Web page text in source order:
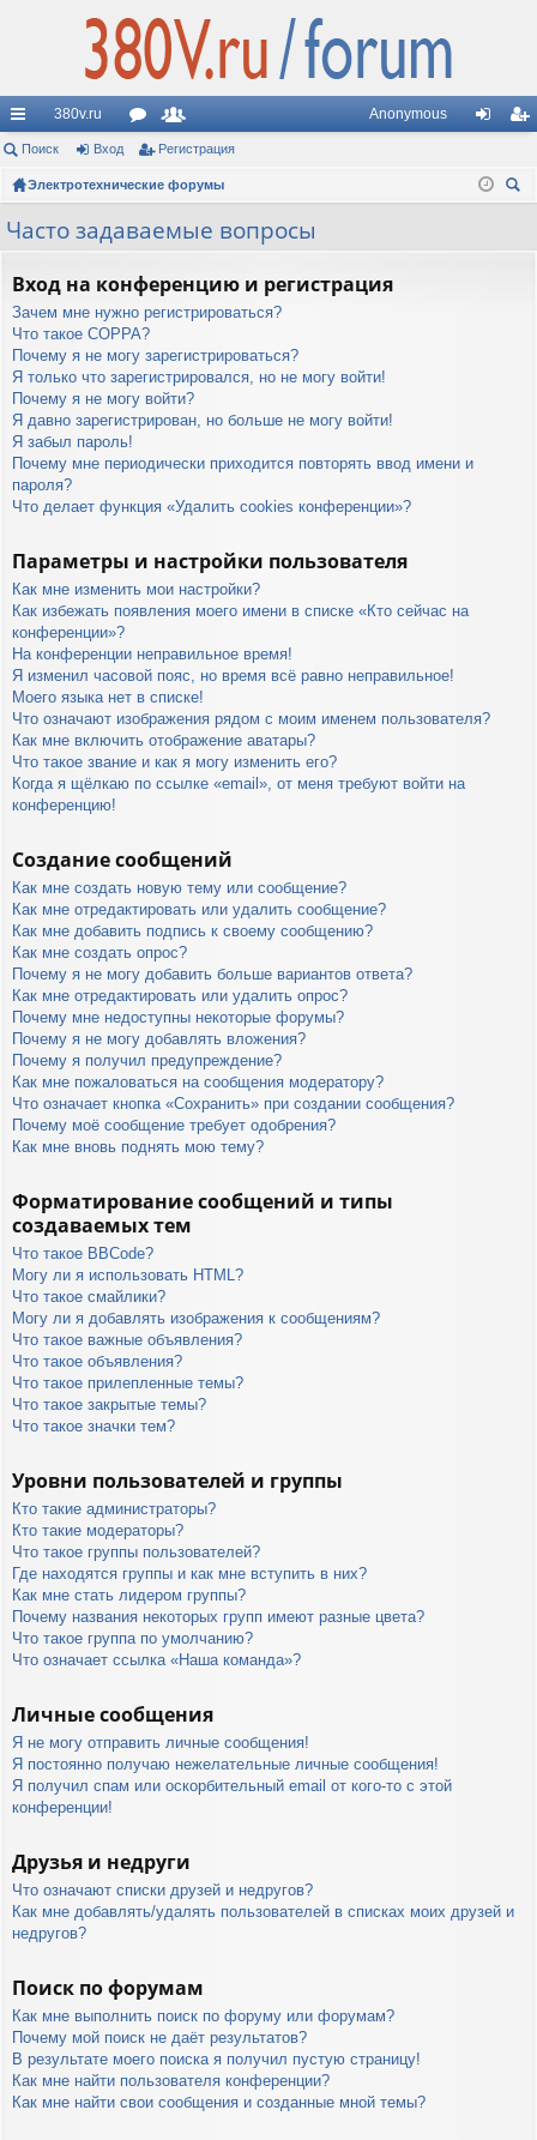
с
ы
лк
380v.ru
ор
ум
ол
ьз
ел
Anonymous
д ис
Поиск Вход Регистрация
Электротехнические форумы
Часто задаваемые вопросы
Вход на конференцию и регистрация
Зачем мне нужно регистрироваться?
Что такое COPPA?
Почему я не могу зарегистрироваться?
Я только что зарегистрировался, но не могу войти!
Почему я не могу войти?
Я давно зарегистрирован, но больше не могу войти!
Я забыл пароль!
Почему мне периодически приходится повторять ввод имени и
пароля?
Что делает функция «Удалить cookies конференции»?
Параметры и настройки пользователя
Как мне изменить мои настройки?
Как избежать появления моего имени в списке «Кто сейчас на
конференции»?
На конференции неправильное время!
Я изменил часовой пояс, но время всё равно неправильное!
Моего языка нет в списке!
Что означают изображения рядом с моим именем пользователя?
Как мне включить отображение аватары?
Что такое звание и как я могу изменить его?
Когда я щёлкаю по ссылке «email», от меня требуют войти на
конференцию!
Создание сообщений
Как мне создать новую тему или сообщение?
Как мне отредактировать или удалить сообщение?
Как мне добавить подпись к своему сообщению?
Как мне создать опрос?
Почему я не могу добавить больше вариантов ответа?
Как мне отредактировать или удалить опрос?
Почему мне недоступны некоторые форумы?
Почему я не могу добавлять вложения?
Почему я получил предупреждение?
Как мне пожаловаться на сообщения модератору?
Что означает кнопка «Сохранить» при создании сообщения?
Почему моё сообщение требует одобрения?
Как мне вновь поднять мою тему?
Форматирование сообщений и типы
создаваемых тем
Что такое BBCode?
Могу ли я использовать HTML?
Что такое смайлики?
Могу ли я добавлять изображения к сообщениям?
Что такое важные объявления?
Что такое объявления?
Что такое прилепленные темы?
Что такое закрытые темы?
Что такое значки тем?
Уровни пользователей и группы
Кто такие администраторы?
Кто такие модераторы?
Что такое группы пользователей?
Где находятся группы и как мне вступить в них?
Как мне стать лидером группы?
Почему названия некоторых групп имеют разные цвета?
Что такое группа по умолчанию?
Что означает ссылка «Наша команда»?
Личные сообщения
Я не могу отправить личные сообщения!
Я постоянно получаю нежелательные личные сообщения!
Я получил спам или оскорбительный email от кого-то с этой
конференции!
Друзья и недруги
Что означают списки друзей и недругов?
Как мне добавлять/удалять пользователей в списках моих друзей и
недругов?
Поиск по форумам
Как мне выполнить поиск по форуму или форумам?
Почему мой поиск не даёт результатов?
В результате моего поиска я получил пустую страницу!
Как мне найти пользователя конференции?
Как мне найти свои сообщения и созданные мной темы?